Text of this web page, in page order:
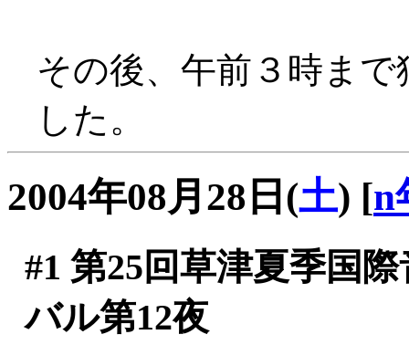
その後、午前３時ま
した。
2004年08月28日(土) [n
#1 第25回草津夏季国
バル第12夜